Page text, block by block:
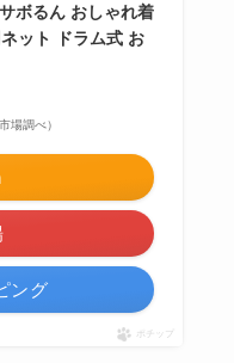
ボるん おしゃれ着
ット ドラム式 お
場調べ）
ング
ポチップ